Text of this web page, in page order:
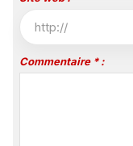
Commentaire * :